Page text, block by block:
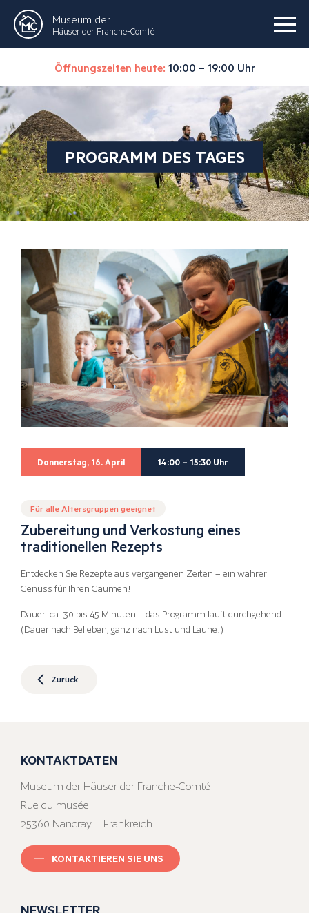
Museum der
Häuser der Franche-Comté
Öffnungszeiten heute: 10:00 – 19:00 Uhr
PROGRAMM DES TAGES
Donnerstag, 16. April 14:00 – 15:30 Uhr
Für alle Altersgruppen geeignet
Zubereitung und Verkostung eines
traditionellen Rezepts
Entdecken Sie Rezepte aus vergangenen Zeiten – ein wahrer
Genuss für Ihren Gaumen!
Dauer: ca. 30 bis 45 Minuten – das Programm läuft durchgehend
(Dauer nach Belieben, ganz nach Lust und Laune!)
Zurück
KONTAKTDATEN
Museum der Häuser der Franche-Comté
Rue du musée
25360 Nancray – Frankreich
KONTAKTIEREN SIE UNS
NEWSLETTER